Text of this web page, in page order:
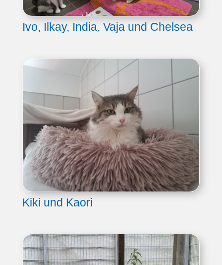
Ivo, Ilkay, India, Vaja und Chelsea
Kiki und Kaori